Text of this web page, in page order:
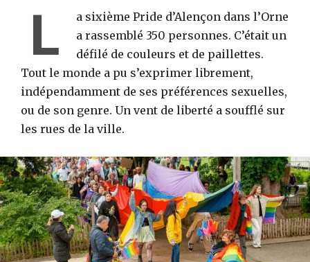
L
a sixième Pride d’Alençon dans l’Orne
a rassemblé 350 personnes. C’était un
défilé de couleurs et de paillettes.
Tout le monde a pu s’exprimer librement,
indépendamment de ses préférences sexuelles,
ou de son genre. Un vent de liberté a soufflé sur
les rues de la ville.